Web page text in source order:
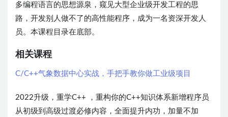
多编程语言的思想源泉，窥见大型企业级开发工程的思
路，开发别人做不了的高性能程序，成为一名资深开发人
员。本课程目录在底部。
相关课程
C/C++气象数据中心实战，手把手教你做工业级项目
2022升级，重学C++ ，重构你的C++知识体系新增程序员
从初级到高级过渡必修内容，全面提升内功，加量不加